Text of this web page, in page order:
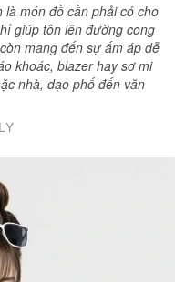
món đồ cần phải có cho
giúp tôn lên đường cong
mang đến sự ấm áp dễ
khoác, blazer hay sơ mi
nhà, dạo phố đến văn